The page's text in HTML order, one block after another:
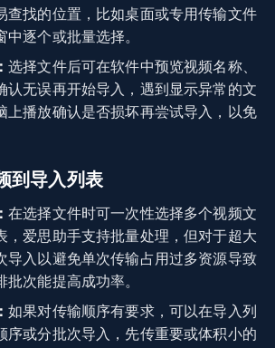
查找的位置，比如桌面或专用传输文件
中逐个或批量选择。
选择文件后可在软件中预览视频名称、
认无误再开始导入，遇到显示异常的文
上播放确认是否损坏再尝试导入，以免
到导入列表
在选择文件时可一次性选择多个视频文
，爱思助手支持批量处理，但对于超大
导入以避免单次传输占用过多资源导致
批次能提高成功率。
如果对传输顺序有要求，可以在导入列
序或分批次导入，先传重要或体积小的